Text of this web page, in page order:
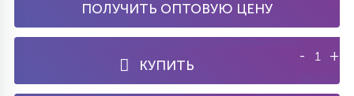
ПОЛУЧИТЬ ОПТОВУЮ ЦЕНУ
КУПИТЬ
- +